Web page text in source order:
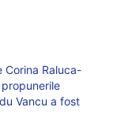
Corina Raluca-
Vancu a fost